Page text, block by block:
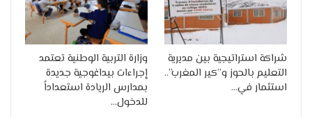
شراكة استراتيجية بين مديرية
التعليم بالحوز و”كير المغرب”..
استثمار في…
وزارة التربية الوطنية تعتمد
إجراءات بيداغوجية جديدة
بمدارس الريادة استعداداً
للدخول…